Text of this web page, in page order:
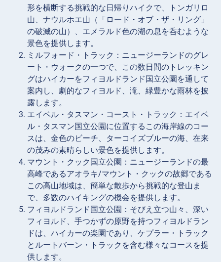
形を横断する挑戦的な日帰りハイクで、トンガリロ
山、ナウルホエ山（「ロード・オブ・ザ・リング」
の破滅の山）、エメラルド色の湖の息を呑むような
景色を提供します。
ミルフォード・トラック：ニュージーランドのグレ
ート・ウォークの一つで、この数日間のトレッキン
グはハイカーをフィヨルドランド国立公園を通して
案内し、劇的なフィヨルド、滝、緑豊かな雨林を披
露します。
エイベル・タスマン・コースト・トラック：エイベ
ル・タスマン国立公園に位置するこの海岸線のコー
スは、金色のビーチ、ターコイズブルーの海、在来
の茂みの素晴らしい景色を提供します。
マウント・クック国立公園：ニュージーランドの最
高峰であるアオラキ/マウント・クックの故郷である
この高山地域は、簡単な散歩から挑戦的な登山ま
で、多数のハイキングの機会を提供します。
フィヨルドランド国立公園：そびえ立つ山々、深い
フィヨルド、手つかずの原野を持つフィヨルドラン
ドは、ハイカーの楽園であり、ケプラー・トラック
とルートバーン・トラックを含む様々なコースを提
供します。